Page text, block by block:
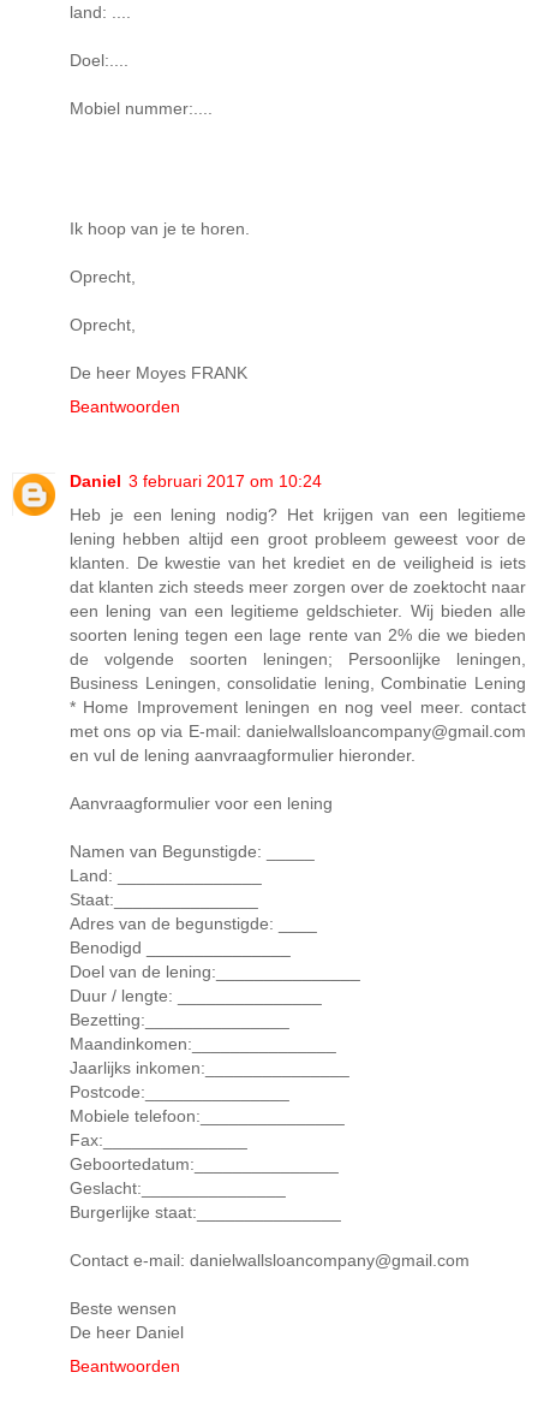
land: ....
Doel:....
Mobiel nummer:....
Ik hoop van je te horen.
Oprecht,
Oprecht,
De heer Moyes FRANK
Beantwoorden
Daniel 3 februari 2017 om 10:24
Heb je een lening nodig? Het krijgen van een legitieme
lening hebben altijd een groot probleem geweest voor de
klanten. De kwestie van het krediet en de veiligheid is iets
dat klanten zich steeds meer zorgen over de zoektocht naar
een lening van een legitieme geldschieter. Wij bieden alle
soorten lening tegen een lage rente van 2% die we bieden
de volgende soorten leningen; Persoonlijke leningen,
Business Leningen, consolidatie lening, Combinatie Lening
* Home Improvement leningen en nog veel meer. contact
met ons op via E-mail: danielwallsloancompany@gmail.com
en vul de lening aanvraagformulier hieronder.
Aanvraagformulier voor een lening
Namen van Begunstigde: _____
Land: _______________
Staat:_______________
Adres van de begunstigde: ____
Benodigd _______________
Doel van de lening:_______________
Duur / lengte: _______________
Bezetting:_______________
Maandinkomen:_______________
Jaarlijks inkomen:_______________
Postcode:_______________
Mobiele telefoon:_______________
Fax:_______________
Geboortedatum:_______________
Geslacht:_______________
Burgerlijke staat:_______________
Contact e-mail: danielwallsloancompany@gmail.com
Beste wensen
De heer Daniel
Beantwoorden